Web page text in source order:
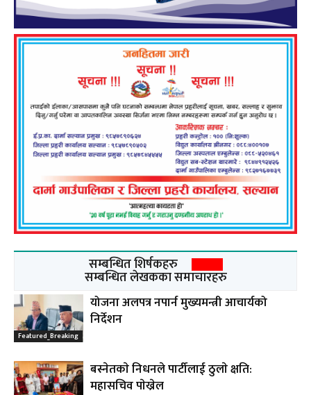
सम्बन्धित शिर्षकहरु
सम्बन्धित लेखकका समाचारहरु
Featured_Breaking
योजना अलपत्र नपार्न मुख्यमन्त्री आचार्यको
निर्देशन
बस्नेतकाे निधनले पार्टीलाई ठुलाे क्षति:
महासचिव पाेख्रेल